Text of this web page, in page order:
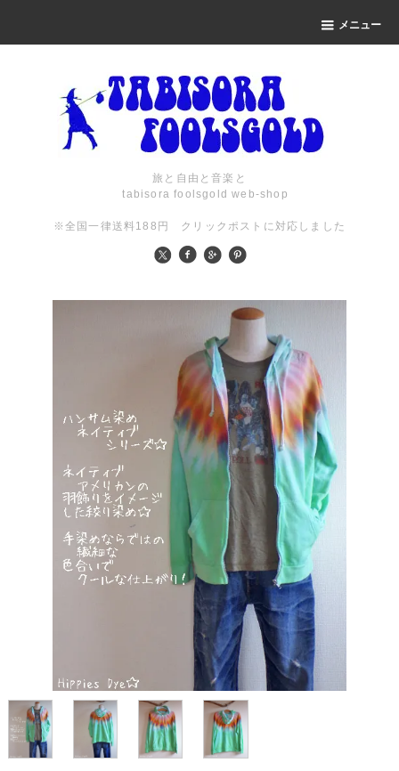
メニュー
旅と自由と音楽と
tabisora foolsgold web-shop
※全国一律送料188円 クリックポストに対応しました